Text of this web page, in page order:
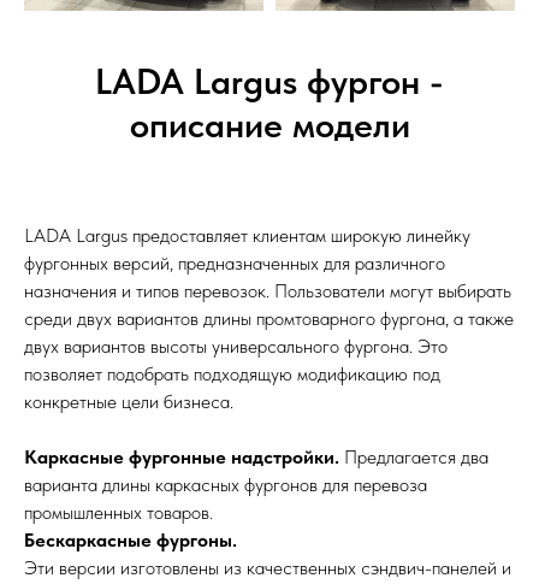
LADA Largus фургон -
описание модели
LADA Largus предоставляет клиентам широкую линейку
фургонных версий, предназначенных для различного
назначения и типов перевозок. Пользователи могут выбирать
среди двух вариантов длины промтоварного фургона, а также
двух вариантов высоты универсального фургона. Это
позволяет подобрать подходящую модификацию под
конкретные цели бизнеса.
Каркасные фургонные надстройки. Предлагается два
варианта длины каркасных фургонов для перевоза
промышленных товаров.
Бескаркасные фургоны.
Эти версии изготовлены из качественных сэндвич-панелей и